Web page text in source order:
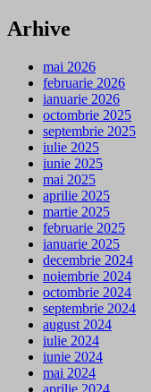
Arhive
mai 2026
februarie 2026
ianuarie 2026
octombrie 2025
septembrie 2025
iulie 2025
iunie 2025
mai 2025
aprilie 2025
martie 2025
februarie 2025
ianuarie 2025
decembrie 2024
noiembrie 2024
octombrie 2024
septembrie 2024
august 2024
iulie 2024
iunie 2024
mai 2024
aprilie 2024